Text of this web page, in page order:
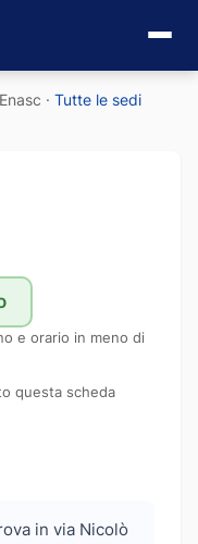
Enasc · Tutte le sedi
e orario in meno di
questa scheda
in via Nicolò